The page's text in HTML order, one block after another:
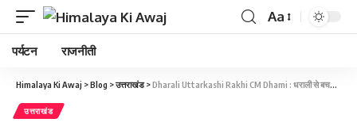
Aa
पर्यटन राजनीती
Himalaya Ki Awaj >Blog >उत्तराखंड>Dharali Uttarkashi Rakhi CM Dhami : धराली से बचकर निकली धनगौरी ने सीएम की कलाई पर दुपट्टे के टुकड़ेे से बांधी राखी
उत्तराखंड